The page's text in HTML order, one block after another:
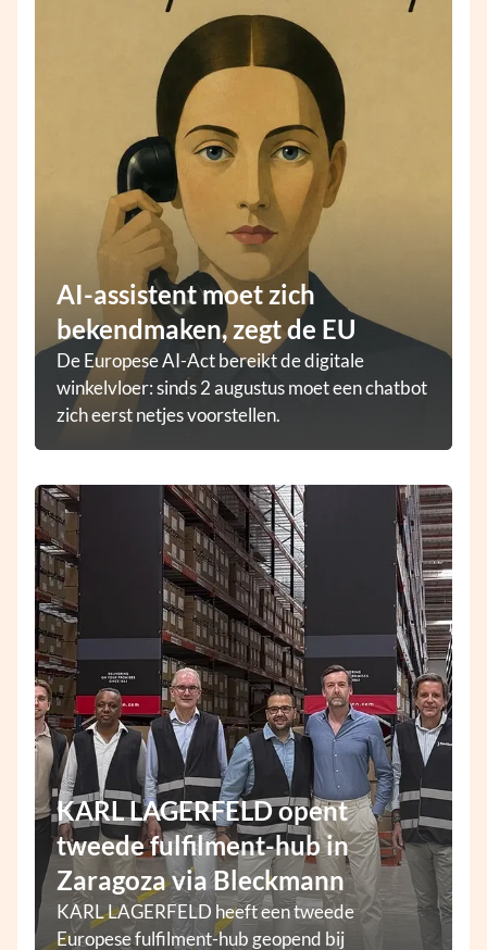
AI-assistent moet zich
bekendmaken, zegt de EU
De Europese AI-Act bereikt de digitale
winkelvloer: sinds 2 augustus moet een chatbot
zich eerst netjes voorstellen.
KARL LAGERFELD opent
tweede fulfilment-hub in
Zaragoza via Bleckmann
KARL LAGERFELD heeft een tweede
Europese fulfilment-hub geopend bij